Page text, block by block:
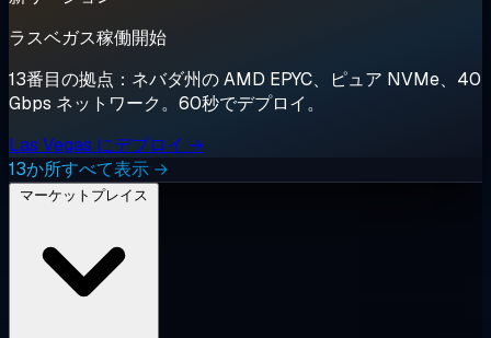
ラスベガス稼働開始
13番目の拠点：ネバダ州の AMD EPYC、ピュア NVMe、40
Gbps ネットワーク。60秒でデプロイ。
Las Vegas にデプロイ →
13か所すべて表示 →